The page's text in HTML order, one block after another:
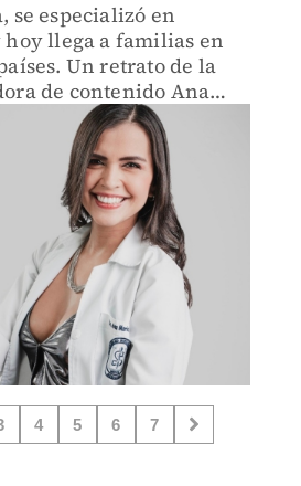
se especializó en
hoy llega a familias en
Un retrato de la
de contenido Ana
decidió que el
solo el comienzo.
4 5 6 7